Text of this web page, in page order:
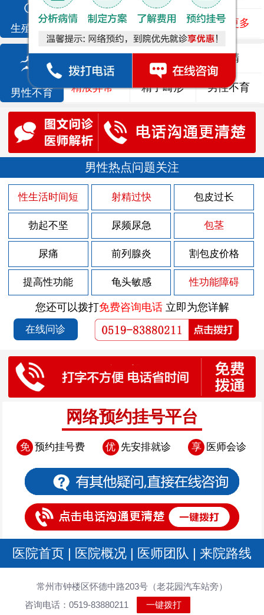
生殖感染 尿相关 泌尿感染 了解更多
男性不育
死精 少精 弱精
精液异常 精子畸形 男性不育
男性热点问题关注
性生活时间短 射精过快 包皮过长
勃起不坚 尿频尿急 包茎
尿痛 前列腺炎 割包皮价格
提高性功能 龟头敏感 性功能障碍
您还可以拨打免费咨询电话立即为您详解
在线问诊
网络预约挂号平台
免 预约挂号费 优 先安排就诊 享 医师会诊
医院首页 | 医院概况 | 医师团队 | 来院路线
常州市钟楼区怀德中路203号（老花园汽车站旁）
咨询电话：0519-83880211
一键拨打